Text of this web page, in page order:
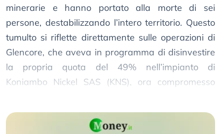
minerarie e hanno portato alla morte di sei
persone, destabilizzando l’intero territorio. Questo
tumulto si riflette direttamente sulle operazioni di
Glencore, che aveva in programma di disinvestire
la propria quota del 49% nell’impianto di
Koniambo Nickel SAS (KNS), ora compromesso